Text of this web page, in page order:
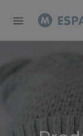
Detalhe
de
Produto
-
Produto